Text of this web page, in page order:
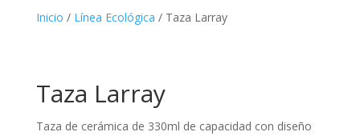
Inicio / Línea Ecológica / Taza Larray
Taza Larray
Taza de cerámica de 330ml de capacidad con diseño